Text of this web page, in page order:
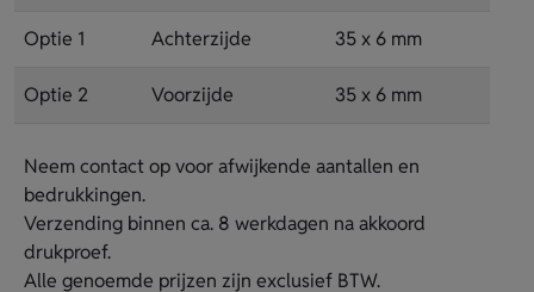
Optie 1 Achterzijde 35 x 6 mm
Optie 2 Voorzijde 35 x 6 mm
Neem contact op voor afwijkende aantallen en
bedrukkingen.
Verzending binnen ca. 8 werkdagen na akkoord
drukproef.
Alle genoemde prijzen zijn exclusief BTW.